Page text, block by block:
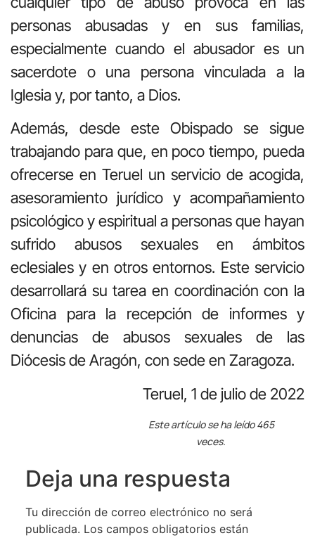
personas abusadas y en sus familias,
especialmente cuando el abusador es un
sacerdote o una persona vinculada a la
Iglesia y, por tanto, a Dios.
Además, desde este Obispado se sigue
trabajando para que, en poco tiempo, pueda
ofrecerse en Teruel un servicio de acogida,
asesoramiento jurídico y acompañamiento
psicológico y espiritual a personas que hayan
sufrido abusos sexuales en ámbitos
eclesiales y en otros entornos. Este servicio
desarrollará su tarea en coordinación con la
Oficina para la recepción de informes y
denuncias de abusos sexuales de las
Diócesis de Aragón, con sede en Zaragoza.
Teruel, 1 de julio de 2022
Este artículo se ha leído 465
veces.
Deja una respuesta
Tu dirección de correo electrónico no será
publicada. Los campos obligatorios están